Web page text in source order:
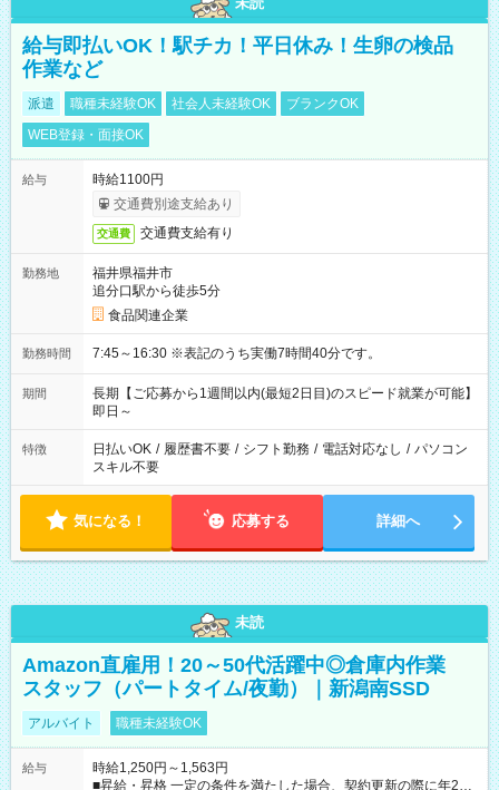
給与即払いOK！駅チカ！平日休み！生卵の検品
作業など
派遣 職種未経験OK 社会人未経験OK
ブランクOK
WEB登録・面接OK
給与
時給1100円
交通費別途支給あり
交通費 交通費支給有り
勤務地
福井県福井市
追分口駅から徒歩5分
食品関連企業
勤務時間 7:45～16:30 ※表記のうち実働7時間40分です。
期間
長期【ご応募から1週間以内(最短2日目)のスピード就業が可能】
即日～
特徴 日払いOK / 履歴書不要 / シフト勤務 / 電話対応なし / パソコン
スキル不要
気になる！ 応募する 詳細へ
未読
Amazon直雇用！20～50代活躍中◎倉庫内作業
スタッフ（パートタイム/夜勤）｜新潟南SSD
アルバイト 職種未経験OK
給与
時給1,250円～1,563円
■昇給・昇格 一定の条件を満たした場合、契約更新の際に年2回